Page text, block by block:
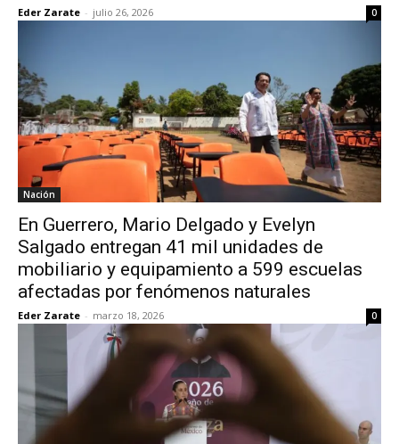
Eder Zarate - julio 26, 2026 0
Nación
En Guerrero, Mario Delgado y Evelyn
Salgado entregan 41 mil unidades de
mobiliario y equipamiento a 599 escuelas
afectadas por fenómenos naturales
Eder Zarate - marzo 18, 2026 0